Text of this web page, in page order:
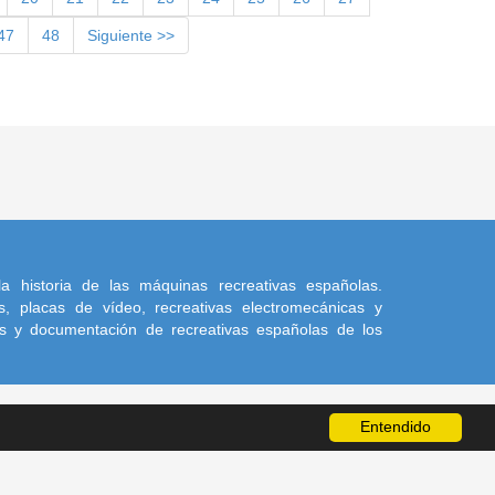
Entendido
48 Siguiente >>
historia de las máquinas recreativas españolas.
placas de vídeo, recreativas electromecánicas y
y documentación de recreativas españolas de los